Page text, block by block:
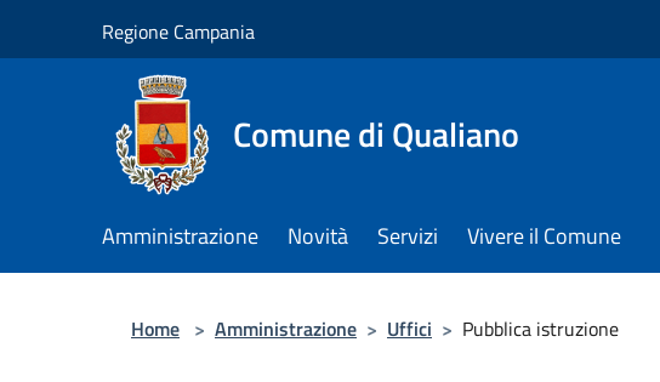
Regione Campania
Comune di Qualiano
Amministrazione Novità Servizi Vivere il Comune
Home > Amministrazione > Uffici > Pubblica istruzione